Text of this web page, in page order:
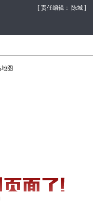
[ 责任编辑： 陈城 ]
地图